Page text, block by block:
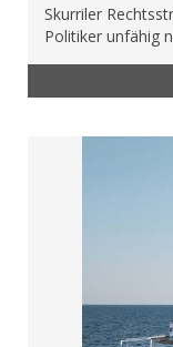
Skurriler
Politiker unfähig